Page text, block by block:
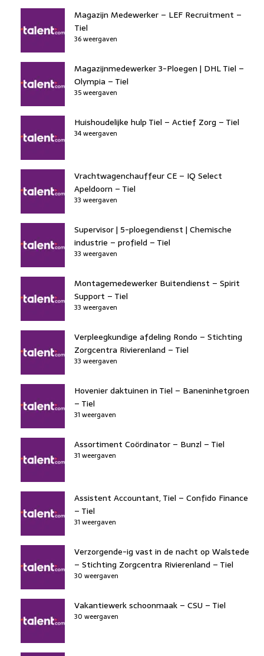
Magazijn Medewerker – LEF Recruitment –
Tiel
36 weergaven
Magazijnmedewerker 3-Ploegen | DHL Tiel –
Olympia – Tiel
35 weergaven
Huishoudelijke hulp Tiel – Actief Zorg – Tiel
34 weergaven
Vrachtwagenchauffeur CE – IQ Select
Apeldoorn – Tiel
33 weergaven
Supervisor | 5-ploegendienst | Chemische
industrie – profield – Tiel
33 weergaven
Montagemedewerker Buitendienst – Spirit
Support – Tiel
33 weergaven
Verpleegkundige afdeling Rondo – Stichting
Zorgcentra Rivierenland – Tiel
33 weergaven
Hovenier daktuinen in Tiel – Baneninhetgroen
– Tiel
31 weergaven
Assortiment Coördinator – Bunzl – Tiel
31 weergaven
Assistent Accountant, Tiel – Confido Finance
– Tiel
31 weergaven
Verzorgende-ig vast in de nacht op Walstede
– Stichting Zorgcentra Rivierenland – Tiel
30 weergaven
Vakantiewerk schoonmaak – CSU – Tiel
30 weergaven